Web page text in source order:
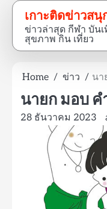
Skip
content
เกาะติดข่าวส
ข่าวล่าสุด กีฬา บันเ
สุขภาพ กิน เที่ยว
Home ข่าว นา
นายก มอบ ค
28 ธันวาคม 2023